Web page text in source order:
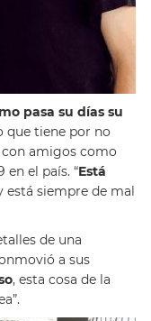
pasa su días su
que tiene por no
amigos como
en el país. “Está
está siempre de mal
de una
a sus
, esta cosa de la